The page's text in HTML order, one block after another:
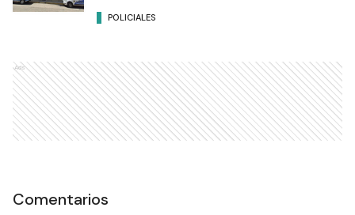
POLICIALES
Ads
Comentarios